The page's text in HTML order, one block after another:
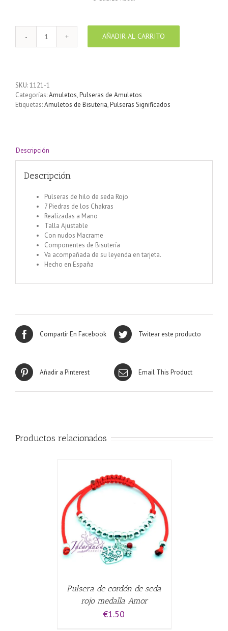
Pulsera
macrame
Rojo
cantidad
AÑADIR AL CARRITO
SKU:1121-1
Categorías:Amuletos,Pulseras de Amuletos
Etiquetas:Amuletos de Bisuteria,Pulseras Significados
Descripción
Descripción
Pulseras de hilo de seda Rojo
7 Piedras de los Chakras
Realizadas a Mano
Talla Ajustable
Con nudos Macrame
Componentes de Bisutería
Va acompañada de su leyenda en tarjeta.
Hecho en España
Compartir En Facebook Twitear este producto
Añadir a Pinterest Email This Product
Productos relacionados
Pulsera de cordón de seda
rojo medalla Amor
€1.50